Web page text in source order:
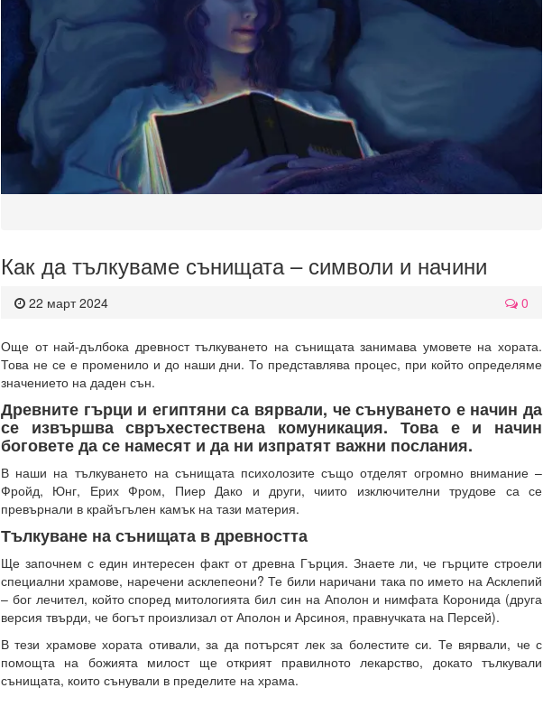
Как да тълкуваме сънищата – символи и начини
22 март 2024 0
Още от най-дълбока древност тълкуването на сънищата занимава умовете на хората.
Това не се е променило и до наши дни. То представлява процес, при който определяме
значението на даден сън.
Древните гърци и египтяни са вярвали, че сънуването е начин да
се извършва свръхестествена комуникация. Това е и начин
боговете да се намесят и да ни изпратят важни послания.
В наши на тълкуването на сънищата психолозите също отделят огромно внимание –
Фройд, Юнг, Ерих Фром, Пиер Дако и други, чиито изключителни трудове са се
превърнали в крайъгълен камък на тази материя.
Тълкуванe на сънищата в древността
Ще започнем с един интересен факт от древна Гърция. Знаете ли, че гърците строели
специални храмове, наречени асклепеони? Те били наричани така по името на Асклепий
– бог лечител, който според митологията бил син на Аполон и нимфата Коронида (друга
версия твърди, че богът произлизал от Аполон и Арсиноя, правнучката на Персей).
В тези храмове хората отивали, за да потърсят лек за болестите си. Те вярвали, че с
помощта на божията милост ще открият правилното лекарство, докато тълкували
сънищата, които сънували в пределите на храма.